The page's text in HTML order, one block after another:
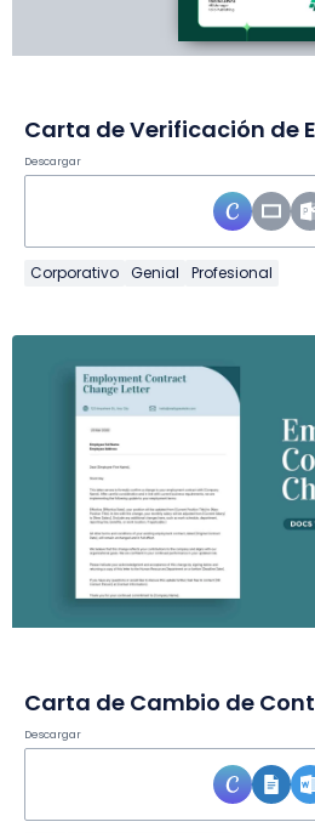
Descargar
Corporativo Genial Profesional
Descargar